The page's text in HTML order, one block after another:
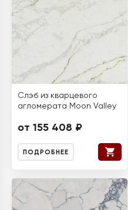
Слэб из кварцевого
агломерата Moon Valley
от 155 408 ₽
ПОДРОБНЕЕ